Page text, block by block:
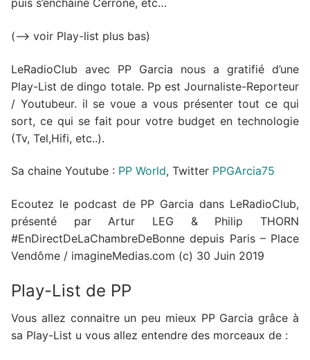
puis s’enchaine Cerrone, etc…
(–> voir Play-list plus bas)
LeRadioClub avec PP Garcia nous a gratifié d’une
Play-List de dingo totale. Pp est Journaliste-Reporteur
/ Youtubeur. il se voue a vous présenter tout ce qui
sort, ce qui se fait pour votre budget en technologie
(Tv, Tel,Hifi, etc..).
Sa chaine Youtube : PP World, Twitter PPGArcia75
Ecoutez le podcast de PP Garcia dans LeRadioClub,
présenté par Artur LEG & Philip THORN
#EnDirectDeLaChambreDeBonne depuis Paris – Place
Vendôme / imagineMedias.com (c) 30 Juin 2019
Play-List de PP
Vous allez connaitre un peu mieux PP Garcia grâce à
sa Play-List u vous allez entendre des morceaux de :